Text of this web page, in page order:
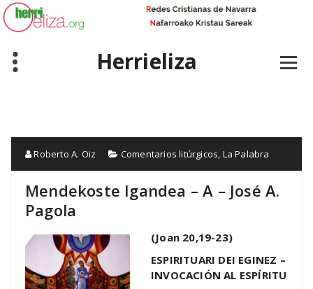
Skip
to
content
Herrieliza
Roberto A. Oiz Comentarios litúrgicos, La Palabra
Mendekoste Igandea – A – José A.
Pagola
(Joan 20,19-23)
ESPIRITUARI DEI EGINEZ –
INVOCACIÓN AL ESPÍRITU